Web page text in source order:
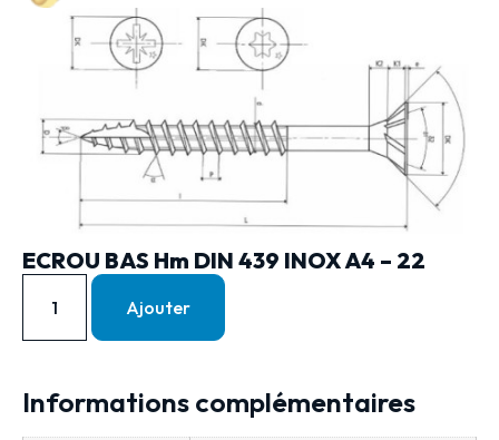
ECROU BAS Hm DIN 439 INOX A4 – 22
Ajouter
Informations complémentaires